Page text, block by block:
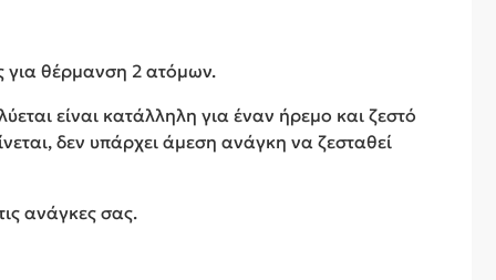
για θέρμανση 2 ατόμων.
είναι κατάλληλη για έναν ήρεμο και ζεστό
δεν υπάρχει άμεση ανάγκη να ζεσταθεί
ανάγκες σας.